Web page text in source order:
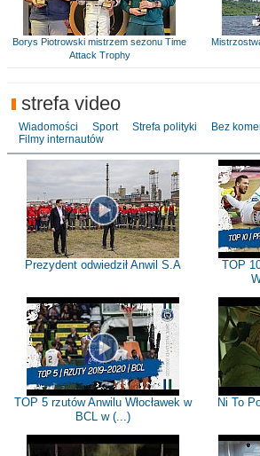
Borys Piotrowski mistrzem sezonu Time
Attack Trophy
strefa video
Wiadomości Sport Strefa polityki
Bez
Filmy internautów
Prezydent odwiedził Anwil S.A
TOP
TOP 5 rzutów Anwilu Włocławek w
BCL w (...)
Ni To